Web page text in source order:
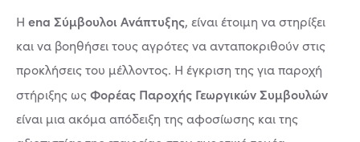
Η ena Σύμβουλοι Ανάπτυξης, είναι έτοιμη να στηρίξει
και να βοηθήσει τους αγρότες να ανταποκριθούν στις
προκλήσεις του μέλλοντος. Η έγκριση της για παροχή
στήριξης ωςΦορέας Παροχής Γεωργικών Συμβουλών
είναι μια ακόμα απόδειξη της αφοσίωσης και της